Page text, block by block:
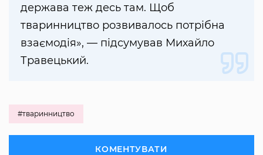
держава теж десь там. Щоб
тваринництво розвивалось потрібна
взаємодія», — підсумував Михайло
Травецький.
#тваринництво
КОМЕНТУВАТИ